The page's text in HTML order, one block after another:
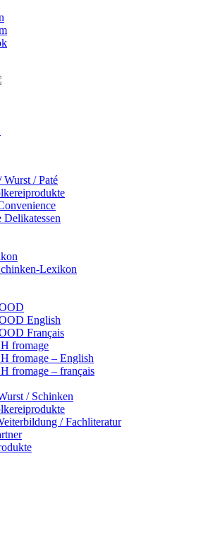
Wurst / Paté
Delikatessen
Lexikon
English
Français
fromage
fromage – English
fromage – français
/ Schinken
/ Fachliteratur